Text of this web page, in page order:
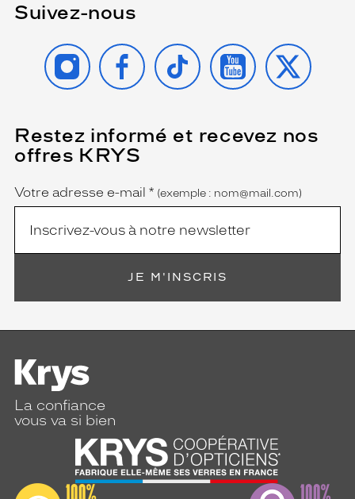
Suivez-nous
INSTAGRAMFACEBOOK
TIKTOK YOUTUBE
X
Restez informé et recevez nos
offres KRYS
Name
Votre adresse e-mail *
(Ce
champ
est
obligatoire)
(exemple : nom@mail.com)
JE M'INSCRIS
La confiance
vous va si bien